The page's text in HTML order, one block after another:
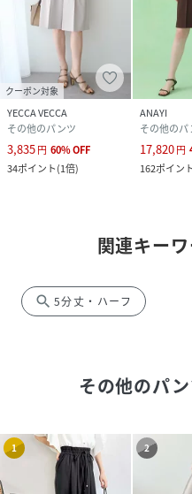
クーポン対象
YECCA VECCA
その他のパンツ
3,835円 60%OFF
34ポイント(1倍)
ANAYI
その他のパ
17,820円
162ポイント
関連キー
search 5分丈・ハーフ
その他のパ
1 2